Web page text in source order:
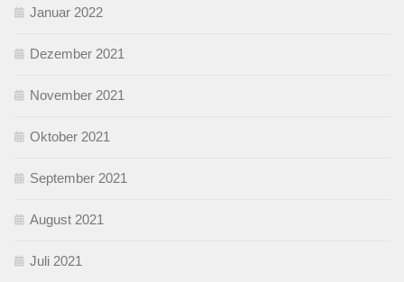
Januar 2022
Dezember 2021
November 2021
Oktober 2021
September 2021
August 2021
Juli 2021